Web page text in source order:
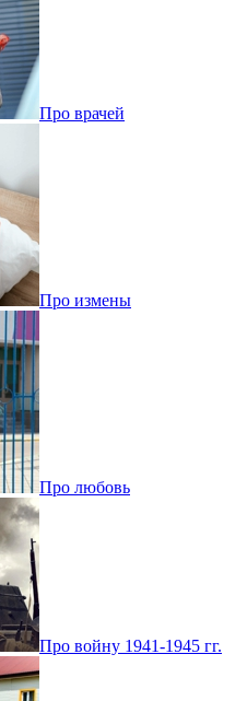
Про врачей
Про измены
Про любовь
Про войну 1941-1945 гг.